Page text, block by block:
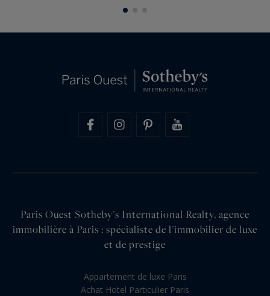
Paris Ouest Sotheby's International Realty, agence
immobilière à Paris : spécialiste de l'immobilier de luxe
et de prestige
Appartement de luxe Paris
Achat Hotel Particulier Paris